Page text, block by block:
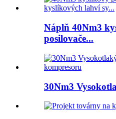
Náplň 40Nm3
posilovače...
30Nm3